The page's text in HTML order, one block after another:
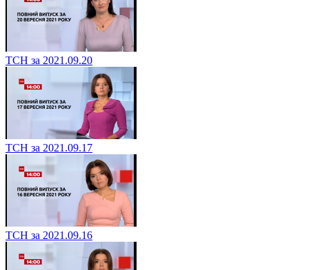
ТСН за 2021.09.20
ТСН за 2021.09.17
ТСН за 2021.09.16